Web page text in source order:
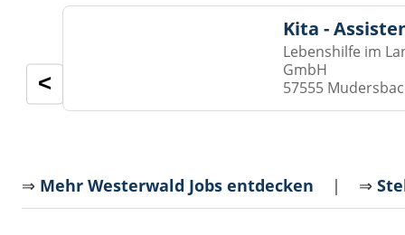
Kita -
Lebenshilfe im
GmbH
57555
<
⇒ Mehr Westerwald Jobs entdecken | ⇒